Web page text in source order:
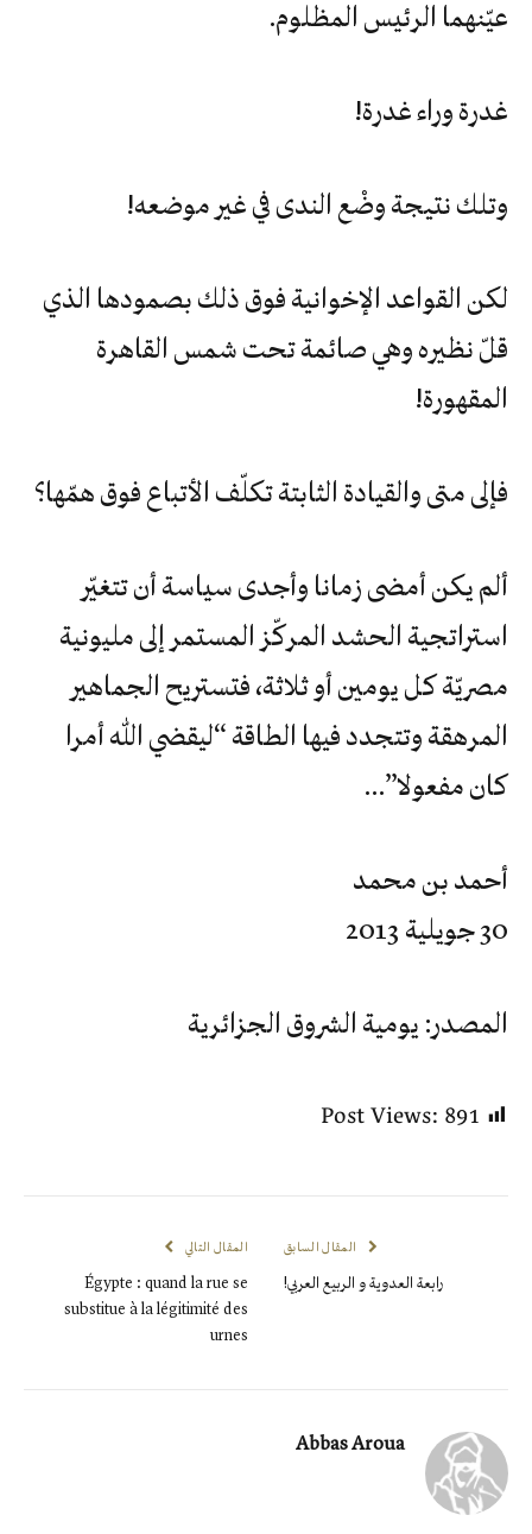
‬عيّنهما‮ ‬الرئيس‮ ‬المظلوم‮.‬
غدرة‮ ‬وراء‮ ‬غدرة‮!‬
وتلك‮ ‬نتيجة‮ ‬وضْع‮ ‬الندى‮ ‬في‮ ‬غير‮ ‬موضعه‮!‬
لكن‮ ‬القواعد‮ ‬الإخوانية‮ ‬فوق‮ ‬ذلك‮ ‬بصمودها‮ ‬الذي‮
‬قلّ‮ ‬نظيره‮ ‬وهي‮ ‬صائمة‮ ‬تحت‮ ‬شمس‮ ‬القاهرة‮
‬المقهورة‮!‬
فإلى‮ ‬متى‮ ‬والقيادة‮ ‬الثابتة‮ ‬تكلّف‮ ‬الأتباع‮ ‬فوق‮ ‬همّها؟
ألم‮ ‬يكن‮ ‬أمضى‮ ‬زمانا‮ ‬وأجدى‮ ‬سياسة‮ ‬أن‮ ‬تتغيّر‮
‬استراتجية‮ ‬الحشد‮ ‬المركّز‮ ‬المستمر‮ ‬إلى‮ ‬مليونية‮
‬مصريّة‮ ‬كل‮ ‬يومين‮ ‬أو‮ ‬ثلاثة،‮ ‬فتستريح‮ ‬الجماهير‮
‬المرهقة‮ ‬وتتجدد‮ ‬فيها‮ ‬الطاقة‮ “‬ليقضي‮ ‬الله‮ ‬أمرا‮
‬كان‮ ‬مفعولا”…‬
أحمد بن محمد
30 جويلية 2013
المصدر: يومية الشروق الجزائرية
Post Views: 891
المقال السابق
رابعة العدوية و الربيع العربي!
المقال التالي
Égypte : quand la rue se
substitue à la légitimité des
urnes
Abbas Aroua